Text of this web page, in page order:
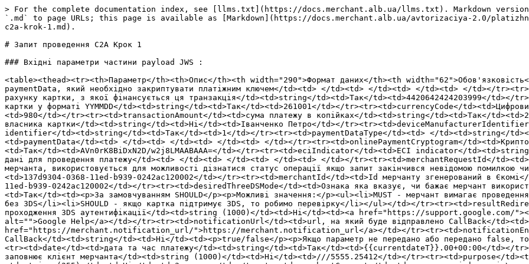
> For the complete documentation index, see [llms.txt](https://docs.merchant.alb.ua/llms.txt). Markdown versions of documentation pages are available by appending `.md` to page URLs; this page is available as [Markdown](https://docs.merchant.alb.ua/avtorizaciya-2.0/platizhni-metodi-h2h/applepay-decrypted/c2a/zapit-provedennya-c2a-krok-1.md).

# Запит проведення C2A Крок 1

### Вхідні параметри частини payload JWS :

<table><thead><tr><th>Параметр</th><th>Опис</th><th width="290">Формат даних</th><th width="62">Обов'язковість</th><th>Приклад</th></tr></thead><tbody><tr><td>Об’єкт paymentData, який необхідно закриптувати платіжним ключем</td><td> </td><td> </td><td> </td><td> </td></tr><tr><td>applicationPrimaryAccountNumber</td><td>номер рахунку картки, з якої фінансується ця транзакція</td><td>string</td><td>Так</td><td>4420642424203999</td></tr><tr><td>applicationExpirationDate</td><td>Термін дії картки у форматі YYMMDD</td><td>string</td><td>Так</td><td>261001</td></tr><tr><td>currencyCode</td><td>Цифровий код валюти ISO 4217</td><td>string</td><td>Так</td><td>980</td></tr><tr><td>transactionAmount</td><td>сума платежу в копійках</td><td>string</td><td>Так</td><td>2000</td></tr><tr><td>cardholderName</td><td>Ім'я власника картки</td><td>string</td><td>Ні</td><td>Іванченко Петро</td></tr><tr><td>deviceManufacturerIdentifier</td><td>Hex-encoded device manufacturer identifier</td><td>string</td><td>Так</td><td>1</td></tr><tr><td>paymentDataType</td><td> </td><td>string</td><td>Так</td><td>3DSecure</td></tr><tr><td>paymentData</td><td> </td><td> </td><td> </td><td> </td></tr><tr><td>onlinePaymentCryptogram</td><td>Криптограма платежу у форматі Base64</td><td>string</td><td>Так</td><td>AVn0rK8BiDxN2D/w2j8LMAABAAA=</td></tr><tr><td>eciIndicator</td><td>ECI indicator</td><td>string(1)</td><td>Ні</td><td>7</td></tr><tr><td>Додаткові дані для проведення платежу</td><td> </td><td> </td><td> </td><td> </td></tr><tr><td>merchantRequestId</td><td>унікальний ідентифікатор згенерований системою мерчанта, використовується для можливості дізнатися статус операції якщо запит закінчився невідомою помилкою чи дісконектом</td><td>string(36)</td><td>Так</td><td>137d9304-0368-11ed-b939-0242ac120002</td></tr><tr><td>merchantId</td><td>Id мерчанту згенерований в Єкомі</td><td>string(36)</td><td>Так</td><td>137d9304-0368-11ed-b939-0242ac120002</td></tr><tr><td>desiredThreeDSMode</td><td>Ознака яка вказує, чи бажає мерчант використати 3DS в покупці чи ні.</td><td>string (50)</td><td>Так</td><td><p>За замовчуванням SHOULD</p><p>Можливі значення:</p><ul><li>MUST - мерчант вимагає проведення платежу з 3DS</li><li>MUST_NOT - примусова операція без 3DS</li><li>SHOULD - якщо картка підтримує 3DS, то робимо перевірку</li></ul></td></tr><tr><td>resultRedirectUrl</td><td>Url для редиректа клієнта після проходження 3DS аутентифікації</td><td>string (1000)</td><td>Ні</td><td><a href="https://support.google.com/"><img src="https://support.google.com/favicon.ico" alt="">Google Help</a></td></tr><tr><td>notificationUrl</td><td>url, на який буде відправлено CallBack</td><td>string (1000)</td><td>Ні</td><td><a href="https://merchant.notification_url/">https://merchant.notification_url</a></td></tr><tr><td>notificationEncryption</td><td>ознака криптування данних CallBack</td><td>string</td><td>Ні</td><td><p>true/false</p><p>Якщо параметр не передано або передано false, то дані в CallBack будуть не закриптовані</p></td></tr><tr><td>date</td><td>дата та час платежу</td><td>string</td><td>Так</td><td>{{currentdateT}}.00+00:00</td></tr><tr><td>comment</td><td>додаткова опис операції яку заповнює клієнт мерчанта</td><td>string (1000)</td><td>Ні</td><td>///5555.25412</td></tr><tr><td>purpose</td><td>призначення платежу яке заповнює мерчант</td><td>string (255)</td><td>Ні</td><td>За товар</td></tr><tr><td>merchantComment</td><td>додаткова інформація\коментар мерчанта по замовленню</td><td><p>string(255) </p><p>a-zA-Z0-9 ,.;:@#$%'-=+1,256$</p></td><td>Ні</td><td>merchant Comment id 1258728c1</td></tr><tr><td>recipientAccount</td><td>Рахунок отримувача</td><td>string</td><td>Ні</td><td>2900000000000</td></tr><tr><td>customerData</td><td>об'єкт з customer даними</td><td>object</td><td>Так</td><td></td></tr><tr><td>senderCustomerId</td><td>Id клієнта відправника</td><td>string (255)</td><td>Так</td><td>1258728c1</td></tr><tr><td>senderFirstName</td><td>ім'я відправника </td><td><p>string (30)</p><ul><li>значення не може містити виключно цифри</li><li>не може містити крапки та інші спецсимволи</li><li>дозволено приймати тільки літерно-цифрові значення</li><li>може приймати пробіл та дефіс, але НЕ може складатися виключно з “ “ или “-“</li><li>дефіс чи пробіл може бути всередині, але не може бути на початку чи кінці</li><li>Для символу апострофу використовуйте єдиний доступний символ utf8 - '<br>який в:<br>utf 16 - u0027<br>utf32 - 00000027</li></ul></td><td>Так</td><td>Іваненко</td></tr><tr><td>senderLastName</td><td>прізвище відправника</td><td><p>string (30)</p><ul><li>значення не може містити виключно цифри</li><li>не може містити крапки та інші спецсимволи</li><li>дозволено приймати тільки літерно-цифрові значення</li><li>може приймати пробіл та дефіс, але НЕ може складатися виключно з “ “ или “-“</li><li>дефіс чи пробіл може бути всередині, але не може бути на початку чи кінці</li><li>Для символу апострофу використовуйте єдиний доступний символ utf8 - '<br>який в:<br>utf 16 - u0027<br>utf32 - 00000027</li></ul></td><td>Так</td><td>Іван</td></tr><tr><td>senderMiddleName</td><td>по-батькові відправника</td><td><p>string (30)</p><ul><li>значення не може містити виключно цифри</li><li>не може містити крапки та інші спецсимволи</li><li>дозволено приймати тільки літерно-цифрові значення</li><li>може приймати пробіл та дефіс, але НЕ може складатися виключно з “ “ или “-“</li><li>дефіс чи пробіл може бути всередині, але не може бути на початку чи кінці</li><li>Для символу апострофу використовуйте єдиний доступний символ utf8 - '<br>який в:<br>utf 16 - u0027<br>utf32 - 00000027</li></ul></td><td>Ні</td><td>Іванович</td></tr><tr><td>senderEmail</td><td>пошта відправника</td><td>string (256)</td><td>Ні</td><td><a href="mailto:mail@gmail.com">mail@gmail.com</a></td></tr><tr><td>senderСountry</td><td>країна відправника</td><td>string (3) ISO 3166, 804 (Ukraine)</td><td>Ні</td><td>804</td></tr><tr><td>senderRegion</td><td>область відправника</td><td>string (255)</td><td>Ні</td><td>Київська</td></tr><tr><td>senderСity</td><td>місто відправника</td><td>string (25)</td><td>Ні</td><td>Київ</td></tr><tr><td>senderStreet</td><td>вулиця відправника</td><td>string (35)</td><td>Ні</td><td>Січових стрільців</td></tr><tr><td>senderAdditionalAddress</td><td>додаткові дані адреси відправника